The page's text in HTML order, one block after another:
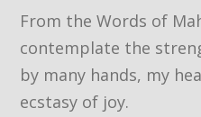
From the Words of
contemplate the
by many hands, my
ecstasy of joy.